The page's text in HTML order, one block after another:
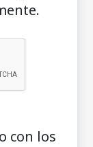
con los